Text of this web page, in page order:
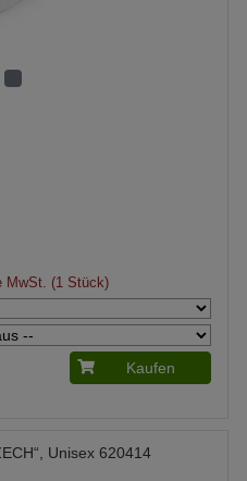
MwSt. (1 Stück)
Kaufen
Unisex 620414